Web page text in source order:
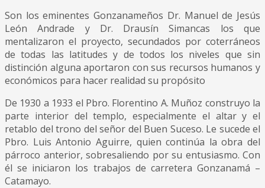
Son los eminentes Gonzanameños Dr. Manuel de Jesús
León Andrade y Dr. Drausín Simancas los que
mentalizaron el proyecto, secundados por coterráneos
de todas las latitudes y de todos los niveles que sin
distinción alguna aportaron con sus recursos humanos y
económicos para hacer realidad su propósito
De 1930 a 1933 el Pbro. Florentino A. Muñoz construyo la
parte interior del templo, especialmente el altar y el
retablo del trono del señor del Buen Suceso. Le sucede el
Pbro. Luis Antonio Aguirre, quien continúa la obra del
párroco anterior, sobresaliendo por su entusiasmo. Con
él se iniciaron los trabajos de carretera Gonzanamá –
Catamayo.